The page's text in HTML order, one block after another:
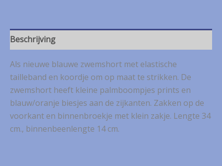
aantal
Beschrijving
Als nieuwe blauwe zwemshort met elastische
tailleband en koordje om op maat te strikken. De
zwemshort heeft kleine palmboompjes prints en
blauw/oranje biesjes aan de zijkanten. Zakken op de
voorkant en binnenbroekje met klein zakje. Lengte 34
cm., binnenbeenlengte 14 cm.